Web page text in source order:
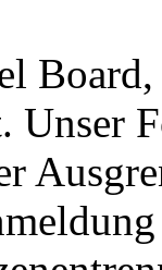
Unser